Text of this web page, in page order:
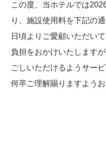
この度、当ホテルでは
り、施設使用料を下記の
日頃よりご愛顧いただい
負担をおかけいたします
ごしいただけるようサー
何卒ご理解賜りますよう